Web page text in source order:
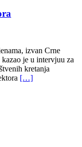
izvan Crne
je u intervjuu za
kretanja
[…]